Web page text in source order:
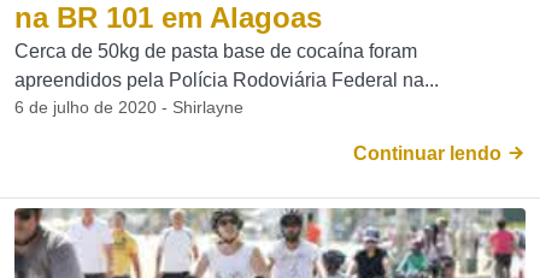
na BR 101 em Alagoas
Cerca de 50kg de pasta base de cocaína foram
apreendidos pela Polícia Rodoviária Federal na...
6 de julho de 2020 - Shirlayne
Continuar lendo